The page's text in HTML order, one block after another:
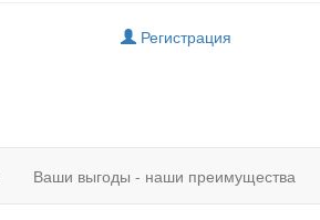
Регистрация
Ваши выгоды - наши преимущества